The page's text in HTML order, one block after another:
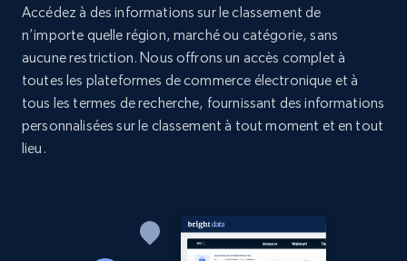
2.1K+ 375+ Commencer
Etsy
323+ Commencer
Accédez à des informations sur le classement de
n’importe quelle région, marché ou catégorie, sans
aucune restriction. Nous offrons un accès complet à
toutes les plateformes de commerce électronique et à
tous les termes de recherche, fournissant des informations
personnalisées sur le classement à tout moment et en tout
lieu.